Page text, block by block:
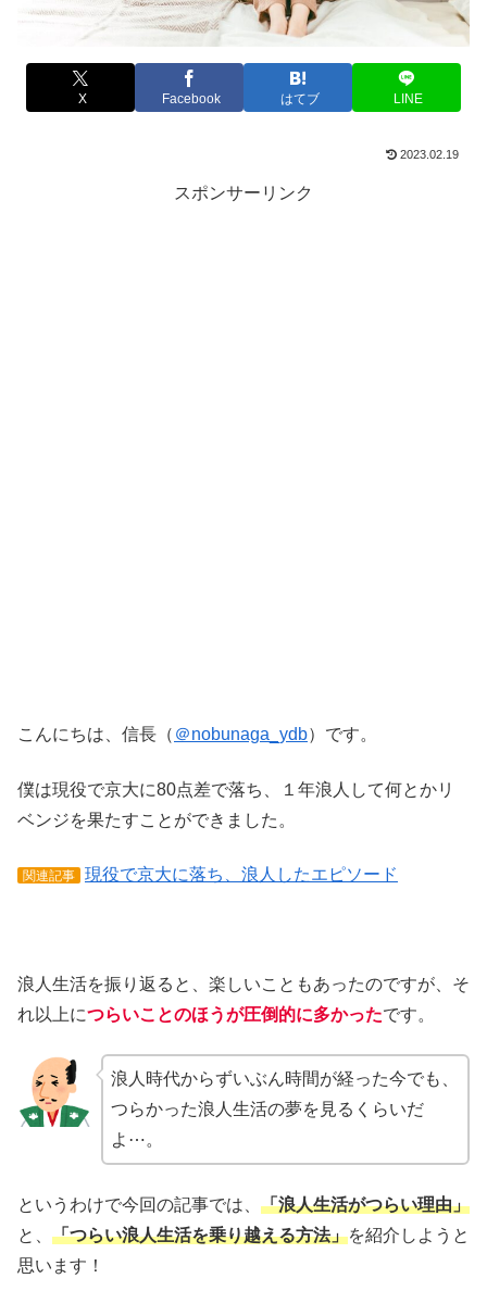
X Facebook はてブ LINE
2023.02.19
スポンサーリンク
こんにちは、信長（ ＠nobunaga_ydb）です。
僕は現役で京大に80点差で落ち、１年浪人して何とかリ
ベンジを果たすことができました。
関連記事 現役で京大に落ち、浪人したエピソード
浪人生活を振り返ると、楽しいこともあったのですが、そ
れ以上につらいことのほうが圧倒的に多かったです。
浪人時代からずいぶん時間が経った今でも、
つらかった浪人生活の夢を見るくらいだ
よ⋯。
というわけで今回の記事では、 「浪人生活がつらい理由」
と、 「つらい浪人生活を乗り越える方法」を紹介しようと
思います！